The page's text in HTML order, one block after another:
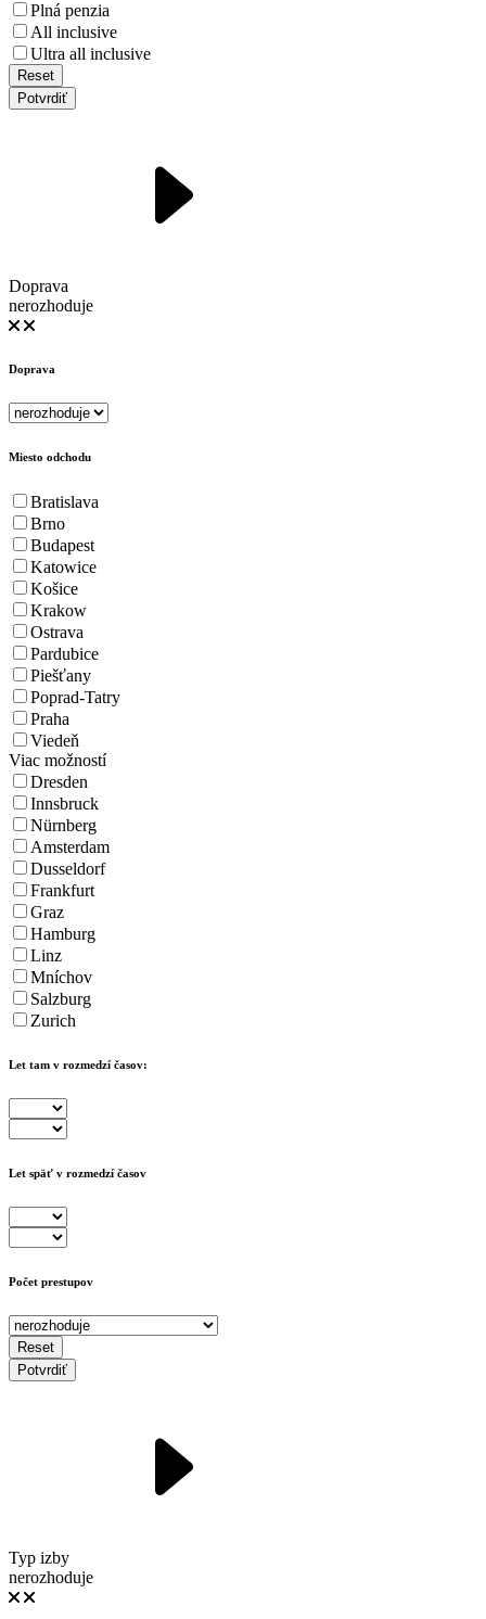
Plná penzia
All inclusive
Ultra all inclusive
Reset
Potvrdiť
Doprava
nerozhoduje
Doprava
Miesto odchodu
Bratislava
Brno
Budapest
Katowice
Košice
Krakow
Ostrava
Pardubice
Piešťany
Poprad-Tatry
Praha
Viedeň
Viac možností
Dresden
Innsbruck
Nürnberg
Amsterdam
Dusseldorf
Frankfurt
Graz
Hamburg
Linz
Mníchov
Salzburg
Zurich
Let tam v rozmedzí časov:
Let späť v rozmedzí časov
Počet prestupov
Reset
Potvrdiť
Typ izby
nerozhoduje